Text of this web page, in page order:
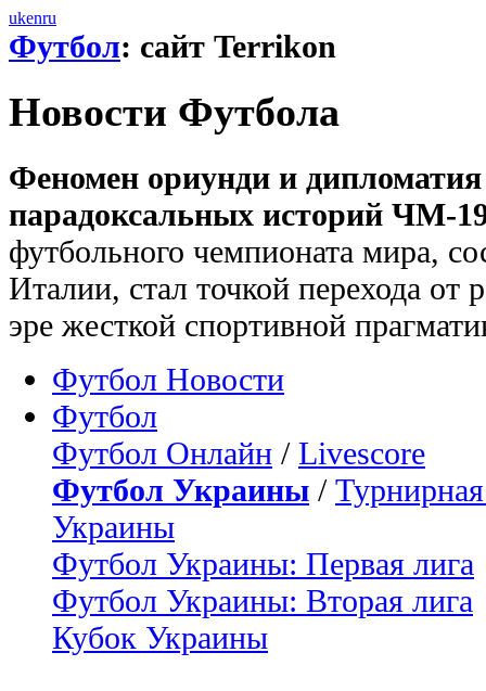
ukenru
Футбол: сайт Terrikon
Новости Футбола
Феномен ориунди и
парадоксальных историй ЧМ-
футбольного чемпионата мира,
Италии, стал точкой перехода от
эре жесткой спортивной
Футбол Новости
Футбол
Футбол Онлайн / Livescore
Футбол Украины /
Украины
Футбол Украины: Первая лига
Футбол Украины: Вторая лига
Кубок Украины